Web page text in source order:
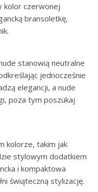
kolor czerwonej
bransoletkę,
stanowią neutralne
jednocześnie
elegancji, a nude
poza tym poszukaj
kolorze, takim jak
stylowym dodatkiem
i kompaktowa
świąteczną stylizację.